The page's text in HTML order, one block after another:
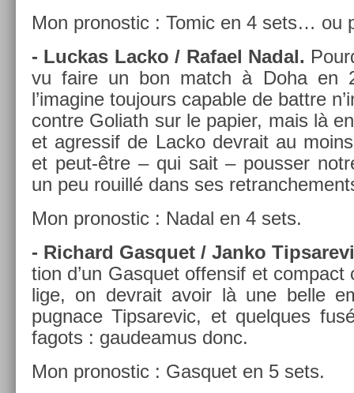
Mon pro­nos­tic : Tomic en 4 sets… ou
- Luc­kas Lacko / Rafael Nadal.
vu faire un bon match à Doha en
l’imagine toujours cap­able de battre
con­tre Goliath sur le papi­er, mais là
et ag­ressif de Lacko de­vrait au
et peut-être – qui sait – pouss­er
un peu rouillé dans ses
Mon pro­nos­tic : Nadal en 4 sets.
- Ric­hard Gas­quet / Janko
tion d’un Gas­quet of­fen­sif et
lige, on de­vrait avoir là une belle
pug­nace Tip­sarevic, et quel­ques
fagots : gaudeamus donc.
Mon pro­nos­tic : Gas­quet en 5 sets.